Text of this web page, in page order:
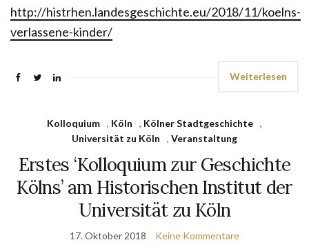
http://histrhen.landesgeschichte.eu/2018/11/koelns-
verlassene-kinder/
Weiterlesen
Kolloquium , Köln , Kölner Stadtgeschichte ,
Universität zu Köln
, Veranstaltung
Erstes ‘Kolloquium zur Geschichte
Kölns’ am Historischen Institut der
Universität zu Köln
17. Oktober 2018 Keine Kommentare